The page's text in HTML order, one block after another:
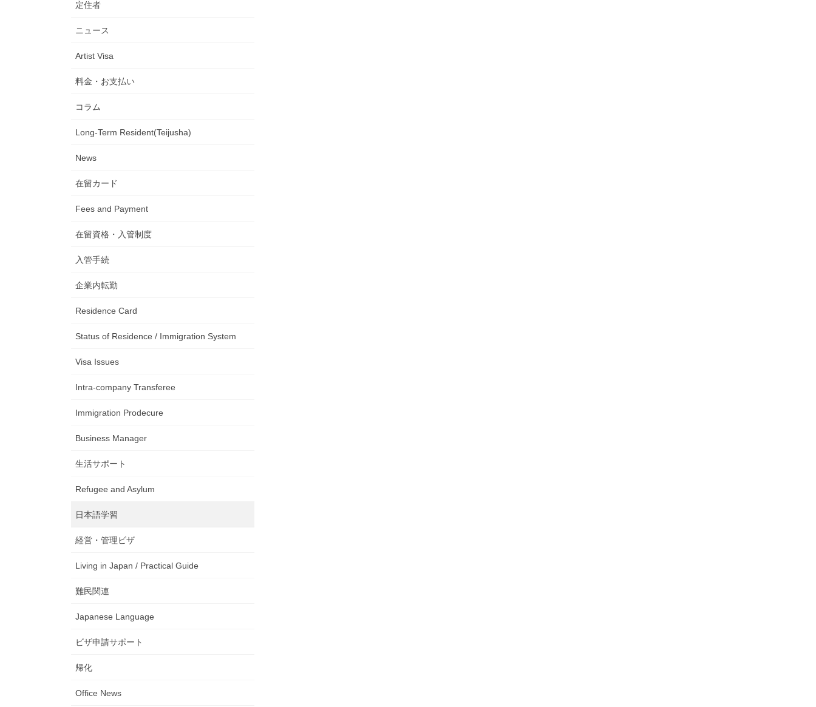
定住者
ニュース
Artist Visa
料金・お支払い
コラム
Long-Term Resident(Teijusha)
News
在留カード
Fees and Payment
在留資格・入管制度
入管手続
企業内転勤
Residence Card
Status of Residence / Immigration System
Visa Issues
Intra-company Transferee
Immigration Prodecure
Business Manager
生活サポート
Refugee and Asylum
日本語学習
経営・管理ビザ
Living in Japan / Practical Guide
難民関連
Japanese Language
ビザ申請サポート
帰化
Office News